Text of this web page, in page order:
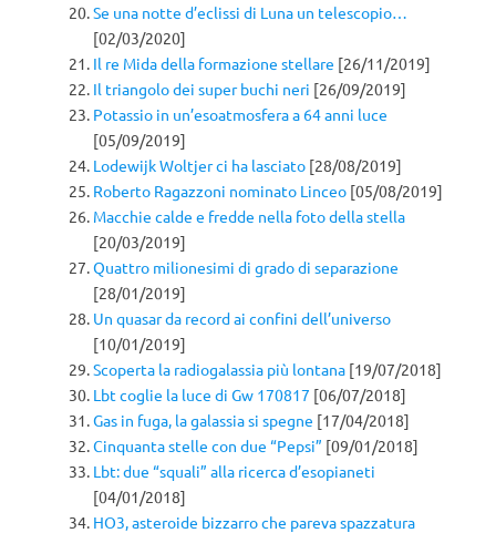
Se una notte d’eclissi di Luna un telescopio…
[02/03/2020]
Il re Mida della formazione stellare [26/11/2019]
Il triangolo dei super buchi neri [26/09/2019]
Potassio in un’esoatmosfera a 64 anni luce
[05/09/2019]
Lodewijk Woltjer ci ha lasciato [28/08/2019]
Roberto Ragazzoni nominato Linceo [05/08/2019]
Macchie calde e fredde nella foto della stella
[20/03/2019]
Quattro milionesimi di grado di separazione
[28/01/2019]
Un quasar da record ai confini dell’universo
[10/01/2019]
Scoperta la radiogalassia più lontana [19/07/2018]
Lbt coglie la luce di Gw 170817 [06/07/2018]
Gas in fuga, la galassia si spegne [17/04/2018]
Cinquanta stelle con due “Pepsi” [09/01/2018]
Lbt: due “squali” alla ricerca d’esopianeti
[04/01/2018]
HO3, asteroide bizzarro che pareva spazzatura